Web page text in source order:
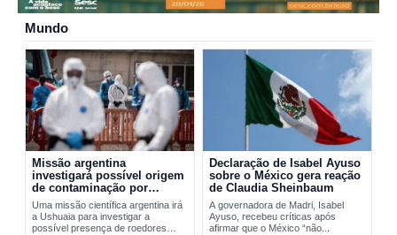
Mundo
Missão argentina
investigará possível origem
de contaminação por
hantavírus em Ushuaia
Uma missão científica argentina irá
a Ushuaia para investigar a
possível presença de roedores
Declaração de Isabel Ayuso
sobre o México gera reação
de Claudia Sheinbaum
A governadora de Madri, Isabel
Ayuso, recebeu críticas após
afirmar que o México “não...